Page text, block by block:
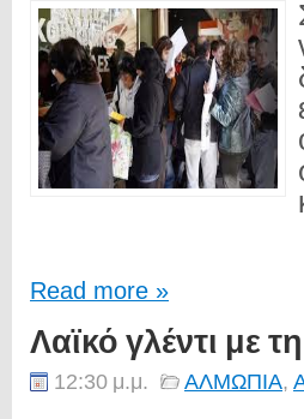
Read more »
Λαϊκό γλέντι με
12:30 μ.μ. ΑΛΜΩΠΙΑ,